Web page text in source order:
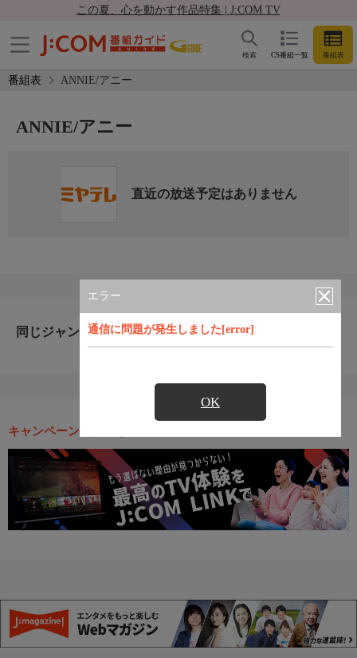
この夏、心を動かす作品特集 | J:COM TV
CS番組一覧 番組表
検索
番組表 ANNIE/アニー
エラー
通信に問題が発生しました[error]
OK
ANNIE/アニー
直近の放送予定はありません
同じジャンルのおすすめ番組
キャンペーン・お得な情報